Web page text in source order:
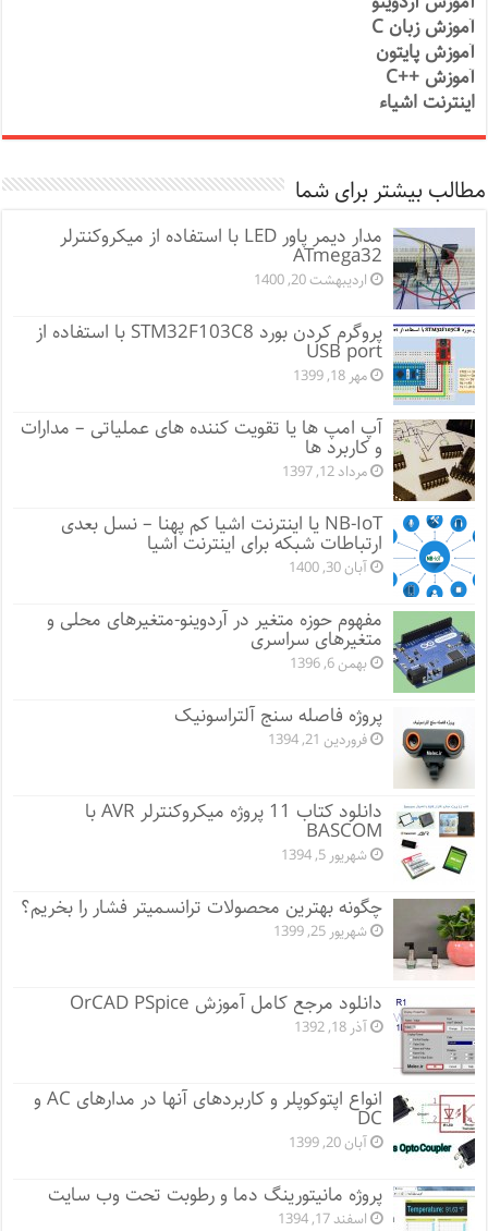
آموزش زبان C
آموزش پایتون
آموزش ++C
اینترنت اشیاء
مطالب بیشتر برای شما
مدار دیمر پاور LED با استفاده از میکروکنترلر
ATmega32
اردیبهشت 20, 1400
پروگرم کردن بورد STM32F103C8 با استفاده از
USB port
مهر 18, 1399
آپ امپ ها یا تقویت کننده های عملیاتی – مدارات
و کاربرد ها
مرداد 12, 1397
NB-IoT یا اینترنت اشیا کم پهنا – نسل بعدی
ارتباطات شبکه برای اینترنت اشیا
آبان 30, 1400
مفهوم حوزه متغیر در آردوینو-متغیرهای محلی و
متغیرهای سراسری
بهمن 6, 1396
پروژه فاصله سنج آلتراسونیک
فروردین 21, 1394
دانلود کتاب 11 پروژه میکروکنترلر AVR با
BASCOM
شهریور 5, 1394
چگونه بهترین محصولات ترانسمیتر فشار را بخریم؟
شهریور 25, 1399
دانلود مرجع کامل آموزش OrCAD PSpice
آذر 18, 1392
انواع اپتوکوپلر و کاربردهای آنها در مدارهای AC و
DC
آبان 20, 1399
پروژه مانيتورينگ دما و رطوبت تحت وب سایت
اسفند 17, 1394